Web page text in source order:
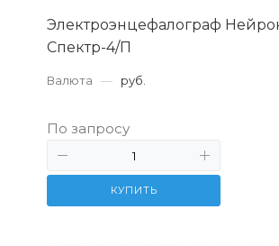
Электроэнцефалограф
Спектр-4/П
Валюта — руб.
По запросу
КУПИТЬ